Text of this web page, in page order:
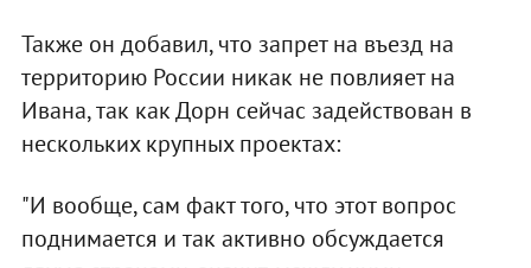
Также он добавил, что запрет на въезд на
территорию России никак не повлияет на
Ивана, так как Дорн сейчас задействован в
нескольких крупных проектах:
"И вообще, сам факт того, что этот вопрос
поднимается и так активно обсуждается